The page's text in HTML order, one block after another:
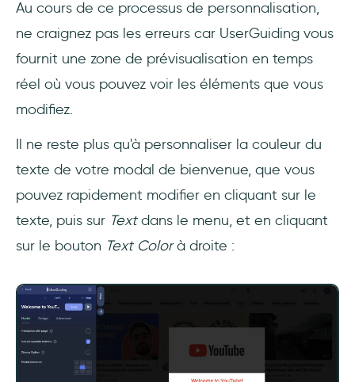
Au cours de ce processus de personnalisation,
ne craignez pas les erreurs car UserGuiding vous
fournit une zone de prévisualisation en temps
réel où vous pouvez voir les éléments que vous
modifiez.
Il ne reste plus qu'à personnaliser la couleur du
texte de votre modal de bienvenue, que vous
pouvez rapidement modifier en cliquant sur le
texte, puis sur Textdans le menu, et en cliquant
sur le bouton Text Colorà droite :